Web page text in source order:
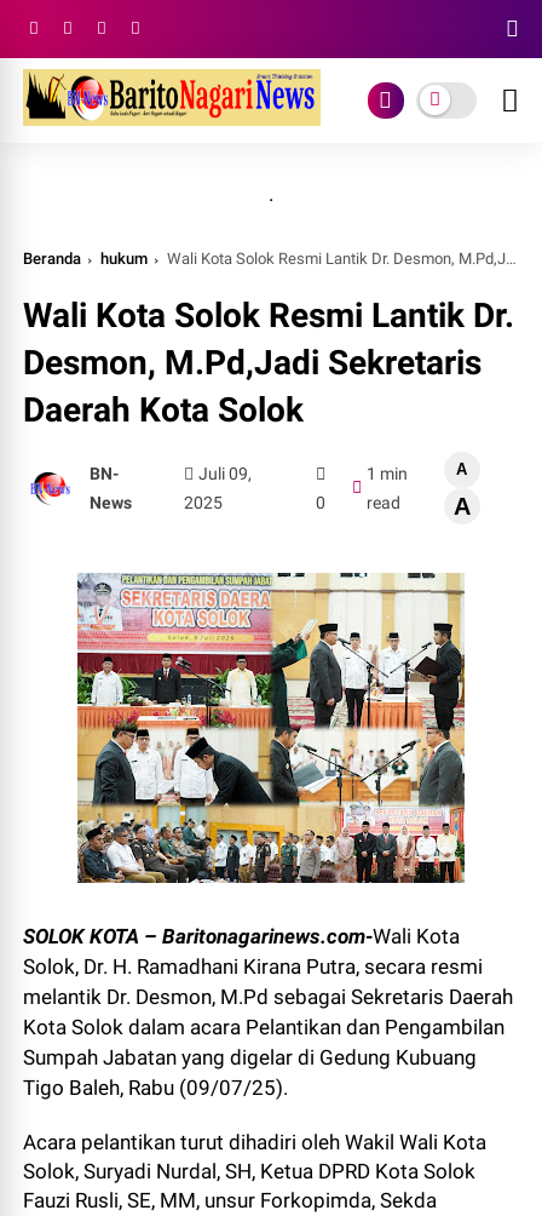
.
Beranda hukum Wali Kota Solok Resmi Lantik Dr. Desmon, M.Pd,Jadi Sekretaris Daerah Kota Solok
Wali Kota Solok Resmi Lantik Dr.
Desmon, M.Pd,Jadi Sekretaris
Daerah Kota Solok
BN-
News
Juli 09,
2025
0
1 min
read
A
A
SOLOK KOTA – Baritonagarinews.com-Wali Kota
Solok, Dr. H. Ramadhani Kirana Putra, secara resmi
melantik Dr. Desmon, M.Pd sebagai Sekretaris Daerah
Kota Solok dalam acara Pelantikan dan Pengambilan
Sumpah Jabatan yang digelar di Gedung Kubuang
Tigo Baleh, Rabu (09/07/25).
Acara pelantikan turut dihadiri oleh Wakil Wali Kota
Solok, Suryadi Nurdal, SH, Ketua DPRD Kota Solok
Fauzi Rusli, SE, MM, unsur Forkopimda, Sekda